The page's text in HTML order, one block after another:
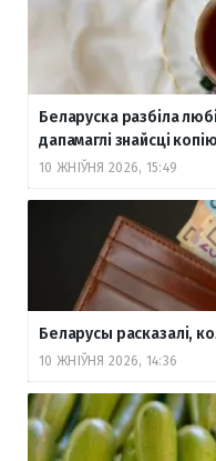
Беларуска разбіла
дапамаглі знайсці копію
10 ЖНІЎНЯ 2026, 15:49
Беларусы расказалі,
10 ЖНІЎНЯ 2026, 14:36